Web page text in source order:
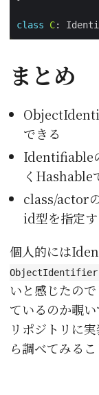
class C:
まとめ
できる
Identifiable
くHashable
class/actor
id型を指定
個人的には
ObjectIdentifier
いと感じたの
ているのか覗
リポジトリに
ら調べてみるこ